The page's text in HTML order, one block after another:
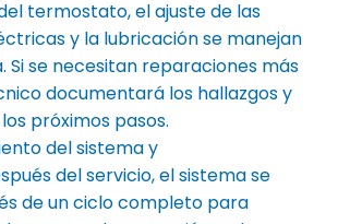
termostato, el ajuste de las
y la lubricación se manejan
Si se necesitan reparaciones más
documentará los hallazgos y
próximos pasos.
del sistema y
del servicio, el sistema se
de un ciclo completo para